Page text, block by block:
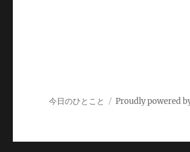
今日のひとこと Proudly powered